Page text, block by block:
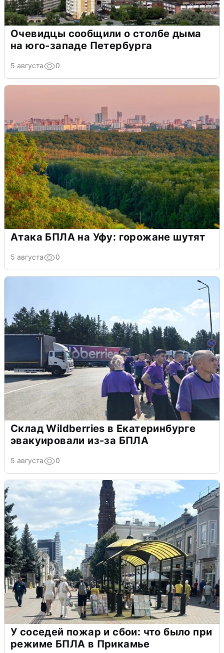
Очевидцы сообщили о столбе дыма
на юго-западе Петербурга
5 августа 0
Атака БПЛА на Уфу: горожане шутят
5 августа 0
Склад Wildberries в Екатеринбурге
эвакуировали из-за БПЛА
5 августа 0
У соседей пожар и сбои: что было при
режиме БПЛА в Прикамье